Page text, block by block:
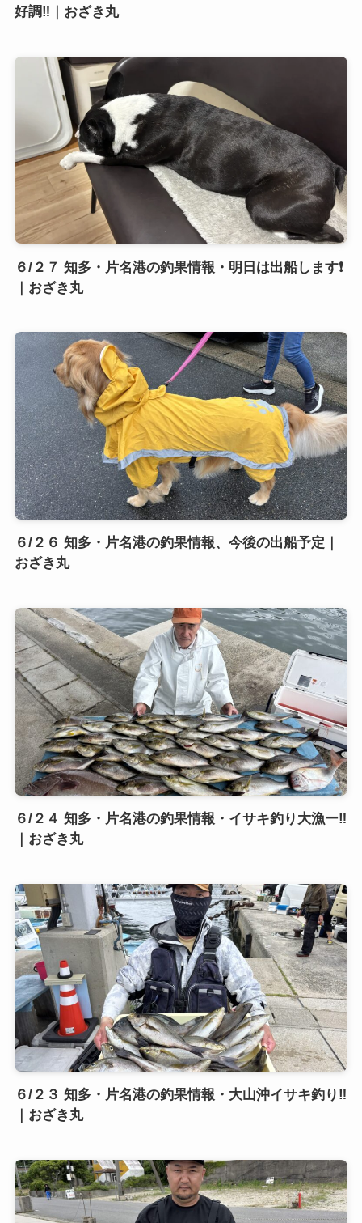
好調‼️｜おざき丸
６/２７ 知多・片名港の釣果情報・明日は出船します❗️
｜おざき丸
６/２６ 知多・片名港の釣果情報、今後の出船予定｜
おざき丸
６/２４ 知多・片名港の釣果情報・イサキ釣り大漁ー‼️
｜おざき丸
６/２３ 知多・片名港の釣果情報・大山沖イサキ釣り‼️
｜おざき丸